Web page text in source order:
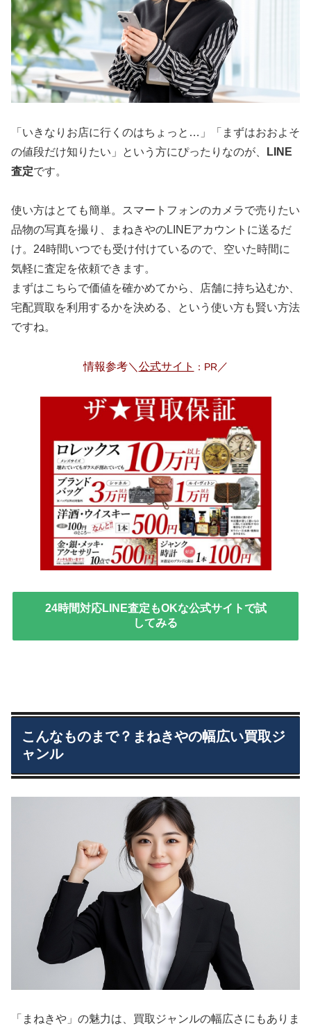
「いきなりお店に行くのはちょっと…」「まずはおおよそ
の値段だけ知りたい」という方にぴったりなのが、
LINE
査定です。
使い方はとても簡単。スマートフォンのカメラで売りたい
品物の写真を撮り、まねきやのLINEアカウントに送るだ
け。24時間いつでも受け付けているので、空いた時間に
気軽に査定を依頼できます。
まずはこちらで価値を確かめてから、店舗に持ち込むか、
宅配買取を利用するかを決める、という使い方も賢い方法
ですね。
情報参考＼ 公式サイト ：PR ／
24時間対応LINE査定もOKな公式サイトで試
してみる
こんなものまで？まねきやの幅広い買取ジ
ャンル
「まねきや」の魅力は、買取ジャンルの幅広さにもありま